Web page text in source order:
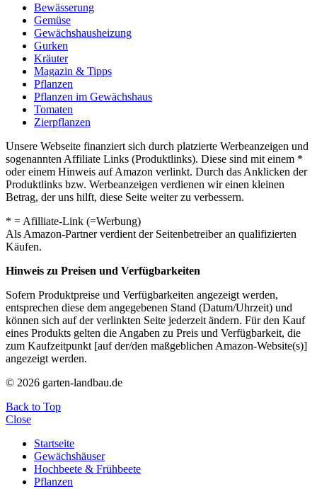
Bewässerung
Gemüse
Gewächshausheizung
Gurken
Kräuter
Magazin & Tipps
Pflanzen
Pflanzen im Gewächshaus
Tomaten
Zierpflanzen
Unsere Webseite finanziert sich durch platzierte Werbeanzeigen und
sogenannten Affiliate Links (Produktlinks). Diese sind mit einem *
oder einem Hinweis auf Amazon verlinkt. Durch das Anklicken der
Produktlinks bzw. Werbeanzeigen verdienen wir einen kleinen
Betrag, der uns hilft, diese Seite weiter zu verbessern.
* = Afilliate-Link (=Werbung)
Als Amazon-Partner verdient der Seitenbetreiber an qualifizierten
Käufen.
Hinweis zu Preisen und Verfügbarkeiten
Sofern Produktpreise und Verfügbarkeiten angezeigt werden,
entsprechen diese dem angegebenen Stand (Datum/Uhrzeit) und
können sich auf der verlinkten Seite jederzeit ändern. Für den Kauf
eines Produkts gelten die Angaben zu Preis und Verfügbarkeit, die
zum Kaufzeitpunkt [auf der/den maßgeblichen Amazon-Website(s)]
angezeigt werden.
© 2026 garten-landbau.de
Back to Top
Close
Startseite
Gewächshäuser
Hochbeete & Frühbeete
Pflanzen